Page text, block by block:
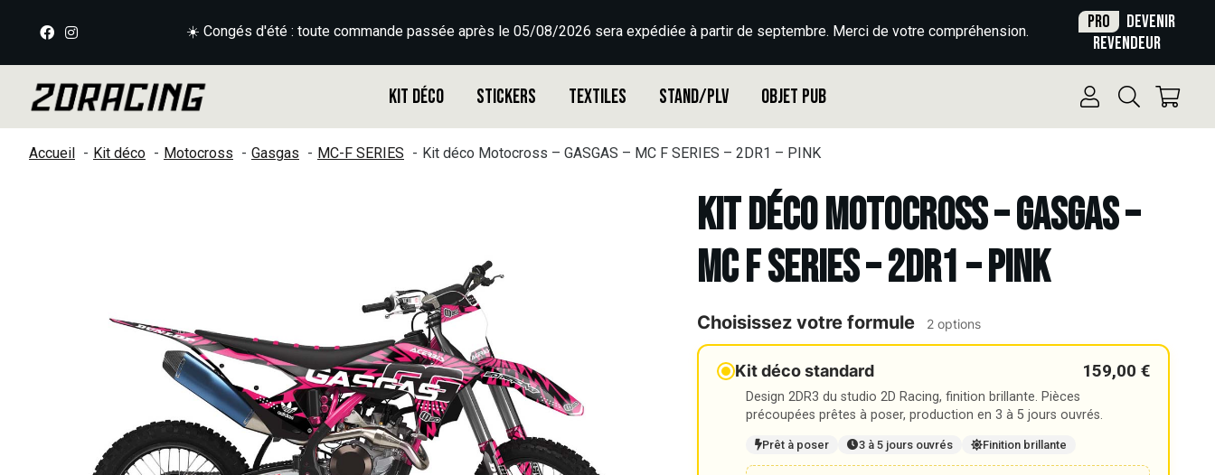
☀️ Congés d'été : toute commande passée après le 05/08/2026 sera expédiée à partir de septembre. Merci de votre compréhension. Pro
Devenir
revendeur
Kit déco Stickers Textiles Stand/PLV Objet Pub
Accueil Kit déco Motocross Gasgas MC-F SERIES Kit déco Motocross – GASGAS – MC F SERIES – 2DR1 – PINK
Kit déco Motocross – GASGAS –
MC F SERIES – 2DR1 – PINK
Choisissez votre formule 2 options
Kit déco standard 159,00 €
Design 2DR3 du studio 2D Racing, finition brillante. Pièces
précoupées prêtes à poser, production en 3 à 5 jours ouvrés.
Prêt à poser 3 à 5 jours ouvrés Finition brillante